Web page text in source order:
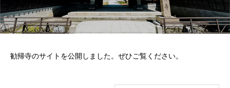
勧帰寺のサイトを公開しました。ぜひご覧ください。